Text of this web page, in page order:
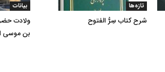
تازه‌ها
شرح کتاب سِرُّ الفتوح
بیانات
ولادت
بن موسی